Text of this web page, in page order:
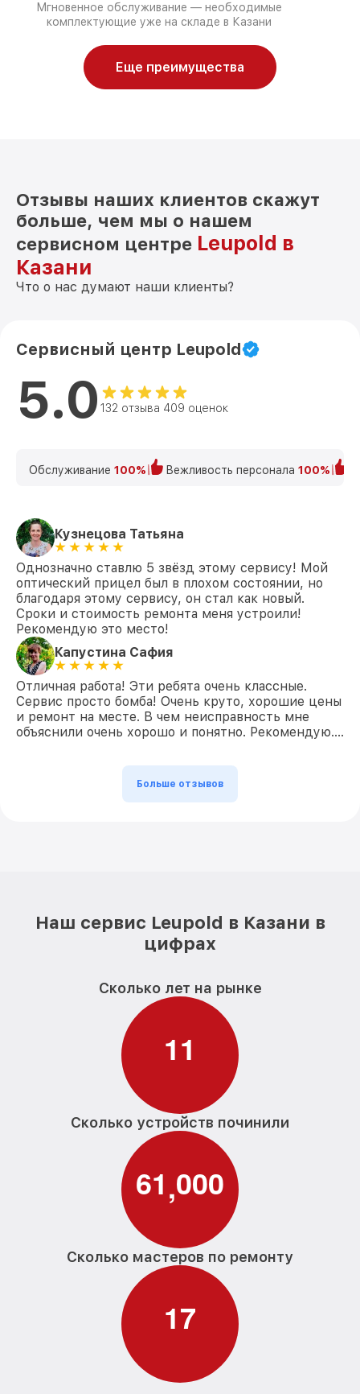
Мгновенное обслуживание — необходимые
комплектующие уже на складе в Казани
Еще преимущества
Отзывы наших клиентов скажут
больше, чем мы о нашем
сервисном центре Leupold в
Казани
Что о нас думают наши клиенты?
Сервисный центр Leupold
5.0 132 отзыва 409 оценок
Обслуживание 100% Вежливость персонала 100%
Кузнецова Татьяна
Однозначно ставлю 5 звёзд этому сервису! Мой
оптический прицел был в плохом состоянии, но
благодаря этому сервису, он стал как новый.
Сроки и стоимость ремонта меня устроили!
Рекомендую это место!
Капустина Сафия
Отличная работа! Эти ребята очень классные.
Сервис просто бомба! Очень круто, хорошие цены
и ремонт на месте. В чем неисправность мне
объяснили очень хорошо и понятно. Рекомендую….
Больше отзывов
Наш сервис Leupold в Казани в
цифрах
Сколько лет на рынке
11
Сколько устройств починили
61,000
Сколько мастеров по ремонту
17